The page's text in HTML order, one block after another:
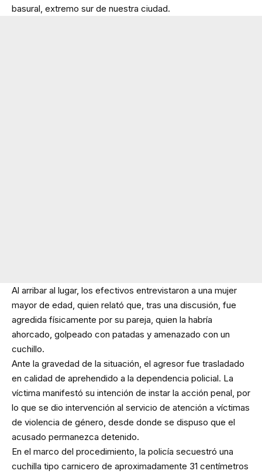
basural, extremo sur de nuestra ciudad.
Al arribar al lugar, los efectivos entrevistaron a una mujer
mayor de edad, quien relató que, tras una discusión, fue
agredida físicamente por su pareja, quien la habría
ahorcado, golpeado con patadas y amenazado con un
cuchillo.
Ante la gravedad de la situación, el agresor fue trasladado
en calidad de aprehendido a la dependencia policial. La
víctima manifestó su intención de instar la acción penal, por
lo que se dio intervención al servicio de atención a víctimas
de violencia de género, desde donde se dispuso que el
acusado permanezca detenido.
En el marco del procedimiento, la policía secuestró una
cuchilla tipo carnicero de aproximadamente 31 centímetros